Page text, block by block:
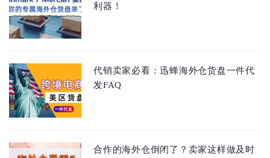
利器！
代销卖家必看：迅蜂海外仓货盘一件代
发FAQ
合作的海外仓倒闭了？卖家这样做及时